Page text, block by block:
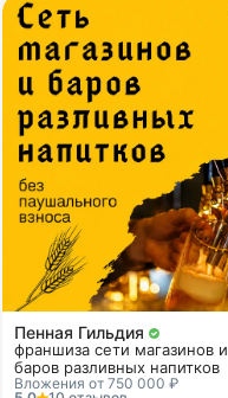
Пенная Гильдия
франшиза сети магазинов и
баров разливных напитков
Вложения от 750 000 ₽